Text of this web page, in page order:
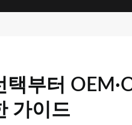
택부터
가이드